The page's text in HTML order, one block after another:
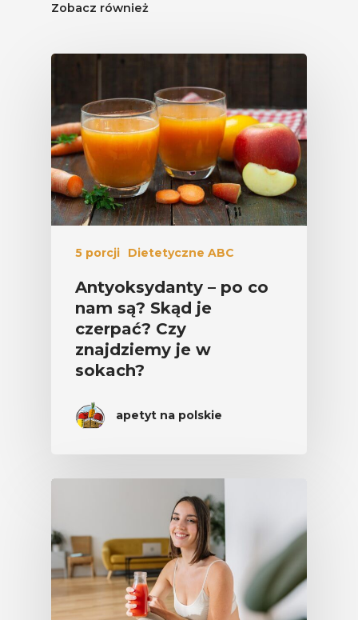
Zobacz również
5 porcji Dietetyczne ABC
Antyoksydanty – po co
nam są? Skąd je
czerpać? Czy
znajdziemy je w
sokach?
apetyt na polskie